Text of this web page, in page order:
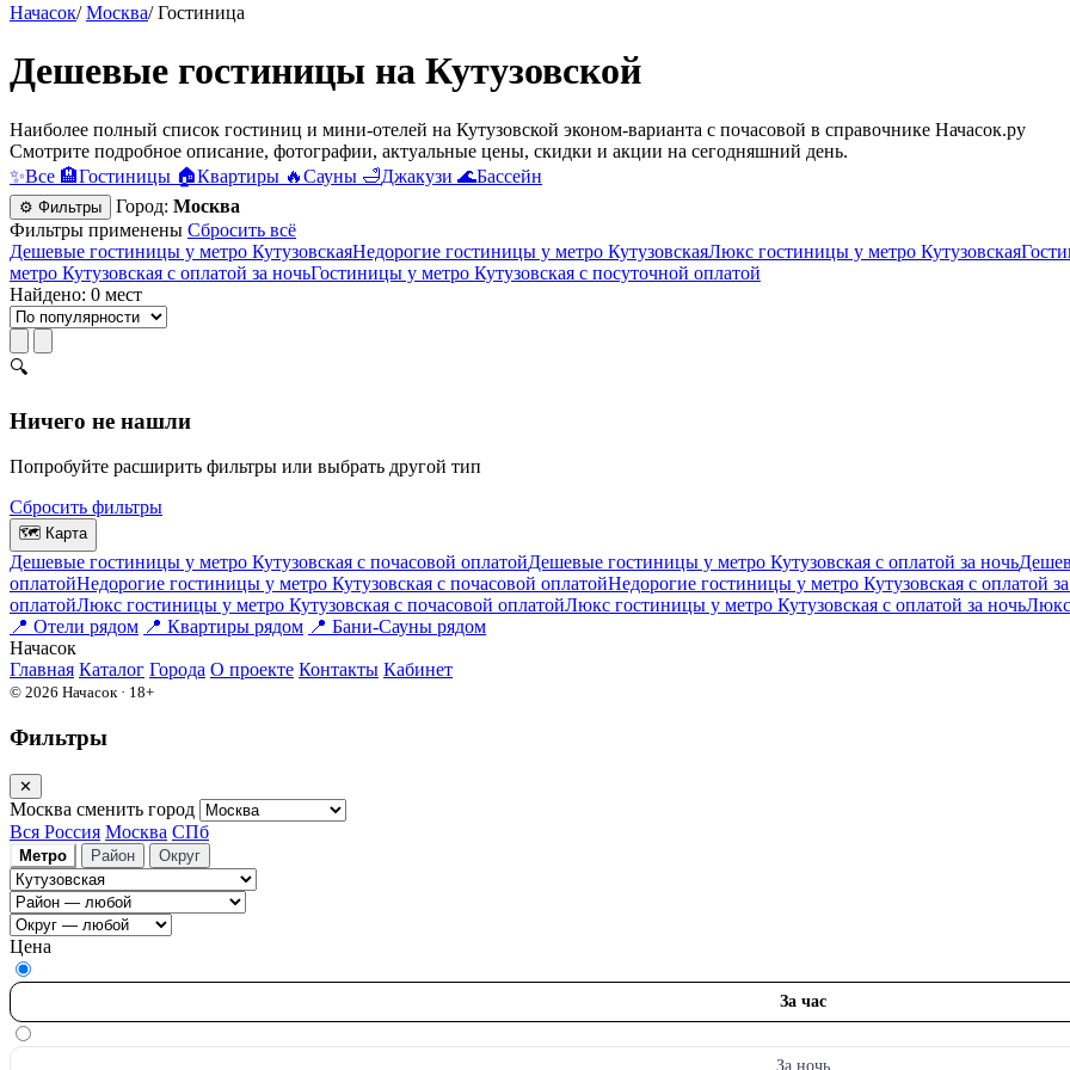
Начасок/ Москва/ Гостиница
Дешевые гостиницы на Кутузовской
Наиболее полный список гостиниц и мини-отелей на Кутузовской эконом-варианта c почасовой в справочнике Начасок.ру
Смотрите подробное описание, фотографии, актуальные цены, скидки и акции на сегодняшний день.
✨Все 🏨Гостиницы 🏠Квартиры 🔥Сауны 🛁Джакузи 🌊Бассейн
⚙ Фильтры Город: Москва
Фильтры применены Сбросить всё
Дешевые гостиницы у метро КутузовскаяНедорогие гостиницы у метро КутузовскаяЛюкс гостиницы у метро Кутузовская
метро Кутузовская с оплатой за ночьГостиницы у метро Кутузовская c посуточной оплатой
Найдено: 0 мест
🔍
Ничего не нашли
Попробуйте расширить фильтры или выбрать другой тип
Сбросить фильтры
🗺 Карта
Дешевые гостиницы у метро Кутузовская c почасовой оплатойДешевые гостиницы у метро Кутузовская с оплатой за ночь
оплатойНедорогие гостиницы у метро Кутузовская c почасовой оплатойНедорогие гостиницы у метро Кутузовская с оплатой
оплатойЛюкс гостиницы у метро Кутузовская c почасовой оплатойЛюкс гостиницы у метро Кутузовская с оплатой за ночьЛюкс
📍 Отели рядом 📍 Квартиры рядом 📍 Бани-Сауны рядом
Начасок
Главная Каталог Города О проекте Контакты Кабинет
© 2026 Начасок · 18+
Фильтры
✕
Москва сменить город
Вся Россия Москва СПб
Метро Район Округ
Цена
За час
За ночь